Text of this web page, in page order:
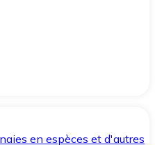
en espèces et d'autres